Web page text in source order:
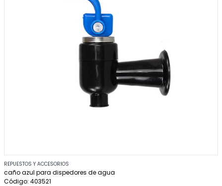
REPUESTOS Y ACCESORIOS
caño azul para dispedores de agua
Código: 403521